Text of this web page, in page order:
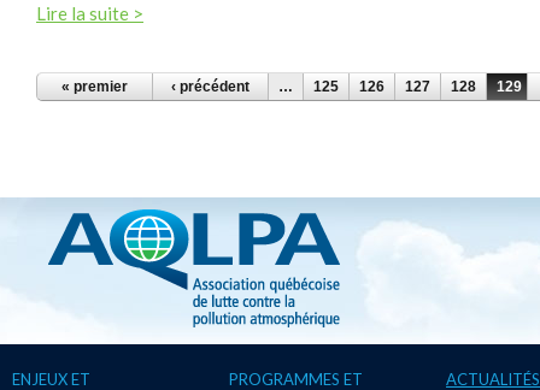
Lire la suite >
PAGES
« premier ‹ précédent … 125 126 127 128 129
ENJEUX ET
PROGRAMMES ET
ACTUALITÉS